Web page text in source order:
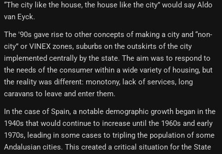
“The city like the house, the house like the city” would say Aldo
van Eyck.
The '90s gave rise to other concepts of making a city and “non-
city” or VINEX zones, suburbs on the outskirts of the city
implemented centrally by the state. The aim was to respond to
the needs of the consumer within a wide variety of housing, but
the reality was different: monotony, lack of services, long
caravans to leave and enter them.
In the case of Spain, a notable demographic growth began in the
1940s that would continue to increase until the 1960s and early
1970s, leading in some cases to tripling the population of some
Andalusian cities. This created a critical situation for the State